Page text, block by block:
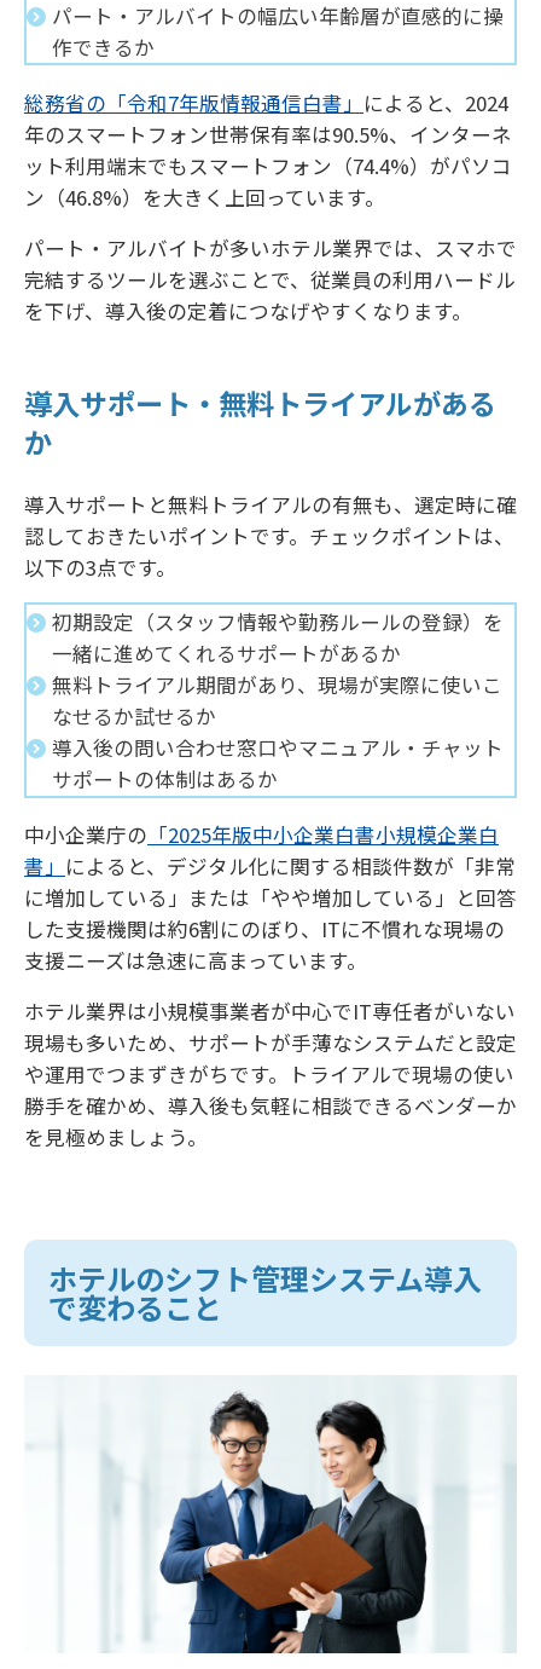
パート・アルバイトの幅広い年齢層が直感的に操
作できるか
総務省の「令和7年版情報通信白書」 によると、2024
年のスマートフォン世帯保有率は90.5%、インターネ
ット利用端末でもスマートフォン（74.4%）がパソコ
ン（46.8%）を大きく上回っています。
パート・アルバイトが多いホテル業界では、スマホで
完結するツールを選ぶことで、従業員の利用ハードル
を下げ、導入後の定着につなげやすくなります。
導入サポート・無料トライアルがある
か
導入サポートと無料トライアルの有無も、選定時に確
認しておきたいポイントです。チェックポイントは、
以下の3点です。
初期設定（スタッフ情報や勤務ルールの登録）を
一緒に進めてくれるサポートがあるか
無料トライアル期間があり、現場が実際に使いこ
なせるか試せるか
導入後の問い合わせ窓口やマニュアル・チャット
サポートの体制はあるか
中小企業庁の 「2025年版中小企業白書小規模企業白
書」 によると、デジタル化に関する相談件数が「非常
に増加している」または「やや増加している」と回答
した支援機関は約6割にのぼり、ITに不慣れな現場の
支援ニーズは急速に高まっています。
ホテル業界は小規模事業者が中心でIT専任者がいない
現場も多いため、サポートが手薄なシステムだと設定
や運用でつまずきがちです。トライアルで現場の使い
勝手を確かめ、導入後も気軽に相談できるベンダーか
を見極めましょう。
ホテルのシフト管理システム導入
で変わること